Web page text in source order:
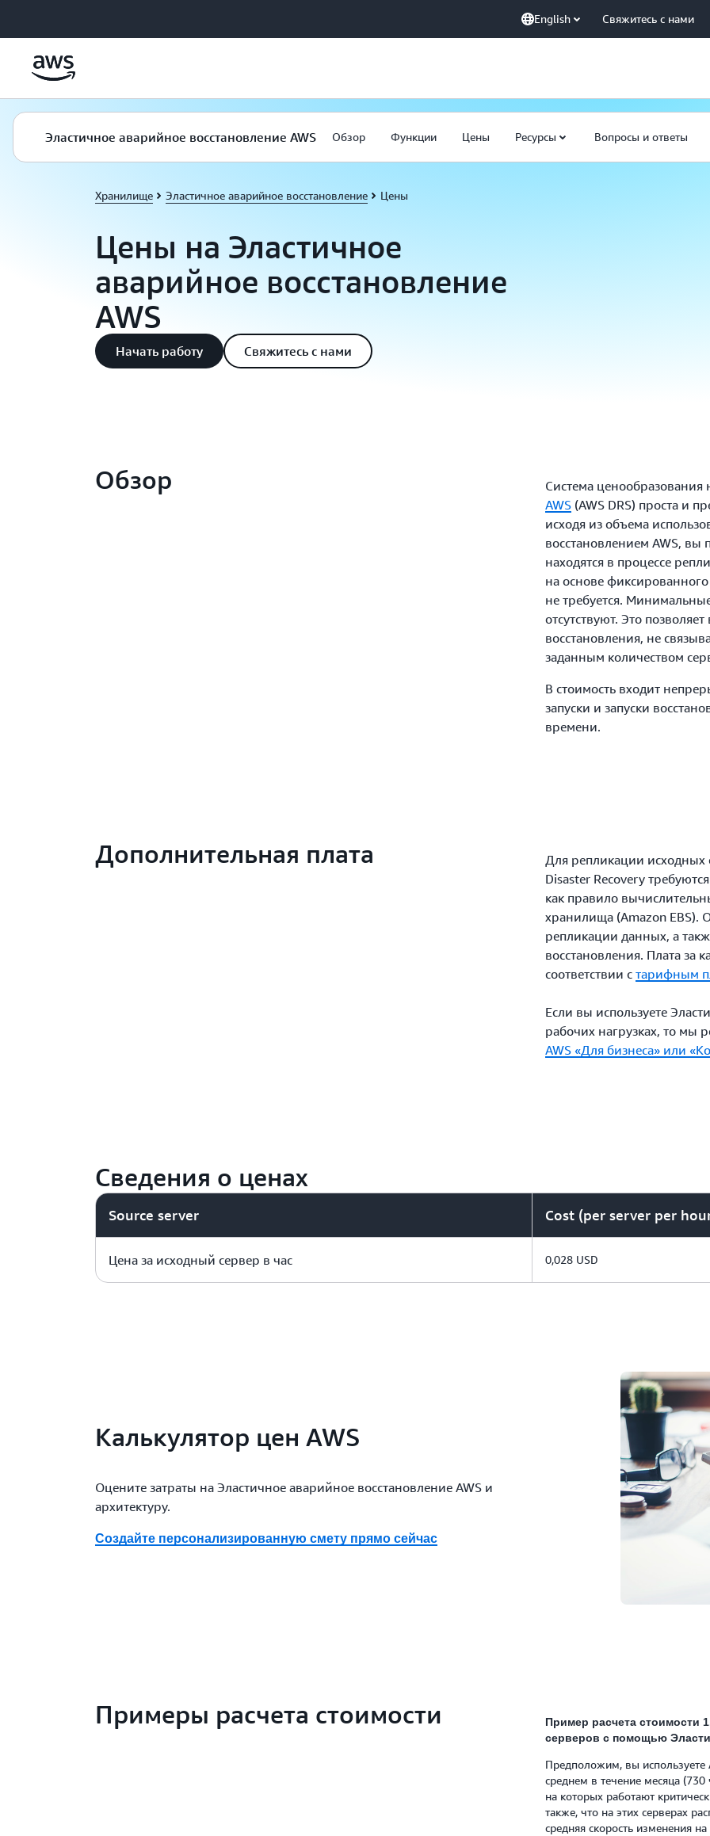
English Свяжитесь с нами
Хранилище Эластичное аварийное восстановление Цены
Цены на Эластичное
аварийное восстановление
AWS
Начать работу Свяжитесь с нами
Эластичное аварийное восстановление AWS Обзор Функции Цены Ресурсы Вопросы и ответы
Обзор
Система ценообразования
AWS (AWS DRS) проста и
исходя из объема
восстановлением AWS, вы
находятся в процессе
на основе
не требуется.
отсутствуют. Это
восстановления, не
заданным количеством
В стоимость входит
запуски и запуски
времени.
Дополнительная плата
Для репликации исходных
Disaster Recovery
как правило
хранилища (Amazon EBS).
репликации данных, а
восстановления. Плата за
соответствии с тарифным
Если вы используете
рабочих нагрузках, то мы
AWS «Для бизнеса» или
Сведения о ценах
Source server Cost (per server per
Цена за исходный сервер в час 0,028 USD
Калькулятор цен AWS
Оцените затраты на Эластичное аварийное восстановление AWS и
архитектуру.
Создайте персонализированную смету прямо сейчас
Примеры расчета стоимости
Пример расчета стоимости
серверов с помощью
Предположим, вы используете
среднем в течение месяца
на которых работают
также, что на этих серверах
средняя скорость изменения